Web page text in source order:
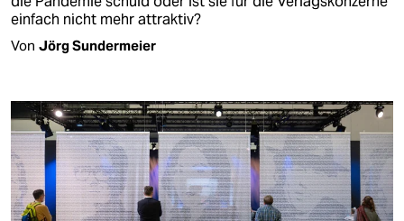
einfach nicht mehr attraktiv?
Von Jörg Sundermeier